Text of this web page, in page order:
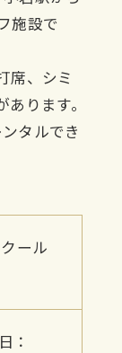
施設で
席、シミ
ります。
タルでき
ール
：